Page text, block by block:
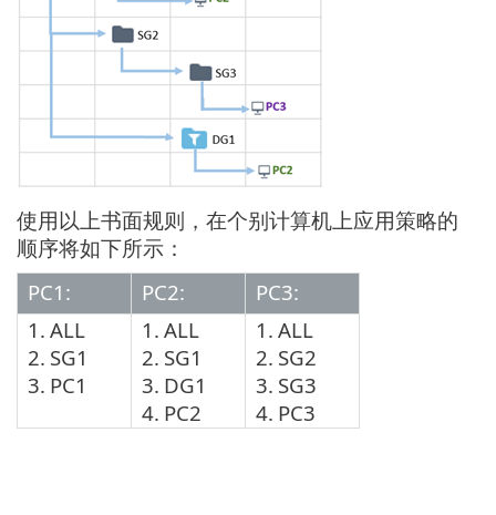
使用以上书面规则，在个别计算机上应用策略的
顺序将如下所示：
PC1:
PC2:
PC3:
1. ALL
2. SG1
3. PC1
1. ALL
2. SG1
3. DG1
4. PC2
1. ALL
2. SG2
3. SG3
4. PC3